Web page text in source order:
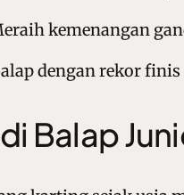
kemenangan
dengan rekor
Balap